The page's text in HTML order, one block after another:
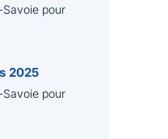
Savoie pour
2025
Savoie pour